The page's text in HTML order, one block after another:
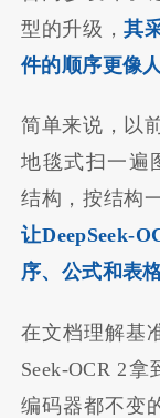
型的升级，其
件的顺序更像
简单来说，以
地毯式扫一遍
结构，按结构
让DeepSeek-
序、公式和表格
在文档理解基
Seek-OCR 2拿
编码器都不变